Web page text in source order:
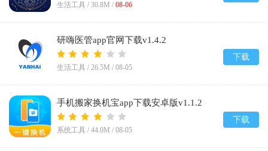
生活工具 / 30.8M / 08-06
研嗨医管app官网下载v1.4.2
生活工具 / 26.5M / 08-05
下载
手机搬家换机宝app下载安卓版v1.1.2
系统工具 / 44.0M / 08-05
下载